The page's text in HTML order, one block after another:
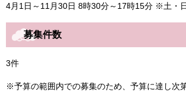
4月1日～11月30日 8時30分～17時15分 ※土・
募集件数
3件
※予算の範囲内での募集のため、予算に達し次